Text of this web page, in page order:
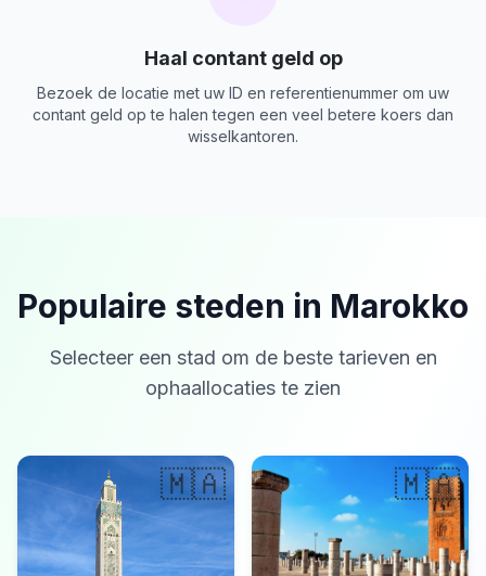
Haal contant geld op
Bezoek de locatie met uw ID en referentienummer om uw
contant geld op te halen tegen een veel betere koers dan
wisselkantoren.
Populaire steden in Marokko
Selecteer een stad om de beste tarieven en
ophaallocaties te zien
🇲🇦 🇲🇦